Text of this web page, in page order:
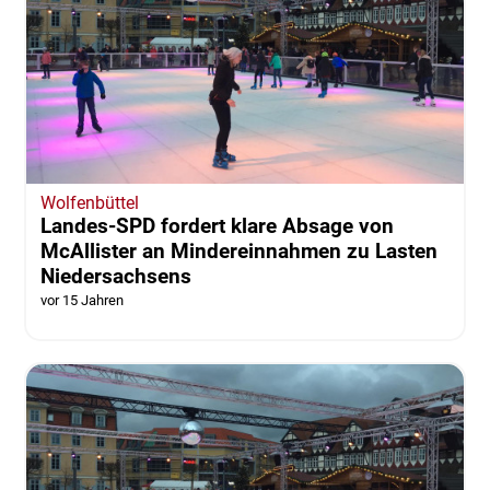
Wolfenbüttel
Landes-SPD fordert klare Absage von
McAllister an Mindereinnahmen zu Lasten
Niedersachsens
vor 15 Jahren